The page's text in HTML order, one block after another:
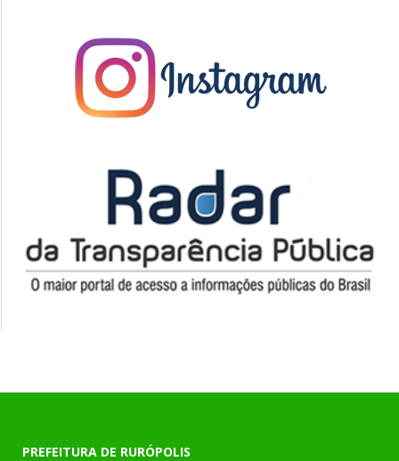
PREFEITURA DE RURÓPOLIS